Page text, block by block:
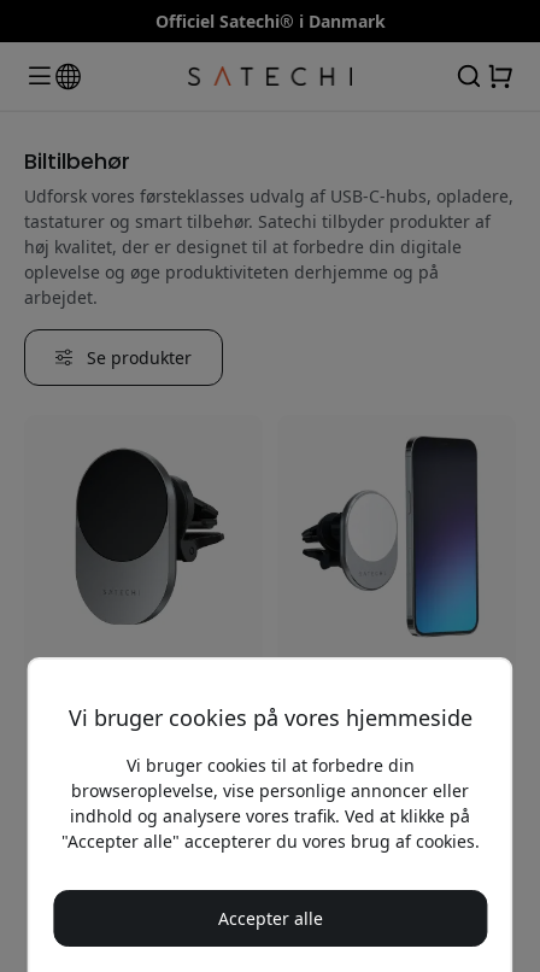
Officiel Satechi® i Danmark
Biltilbehør
Udforsk vores førsteklasses udvalg af USB-C-hubs, opladere,
tastaturer og smart tilbehør. Satechi tilbyder produkter af
høj kvalitet, der er designet til at forbedre din digitale
oplevelse og øge produktiviteten derhjemme og på
arbejdet.
Se produkter
Satechi Qi2 trådløs
billader med
fastspænding og USB-C-
opladning - Rumgrå
Qi2 trådløs opladning op
til 10W
fastspænding for sikker
Justerbart
Satechi magnetisk trådløs
billader til iPhone med
kabel og understøttelse af
MagSafe-covers - Rumgrå
Trådløs Qi-opladning til
iPhone
USB-C-kabel medfølger
Vi bruger cookies på vores hjemmeside
Vi bruger cookies til at forbedre din
browseroplevelse, vise personlige annoncer eller
indhold og analysere vores trafik. Ved at klikke på
"Accepter alle" accepterer du vores brug af cookies.
Accepter alle